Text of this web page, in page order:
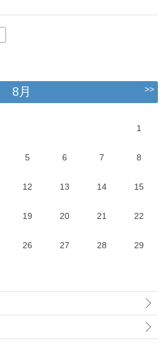
8月 >>
1
5 6 7 8
12 13 14 15
19 20 21 22
26 27 28 29